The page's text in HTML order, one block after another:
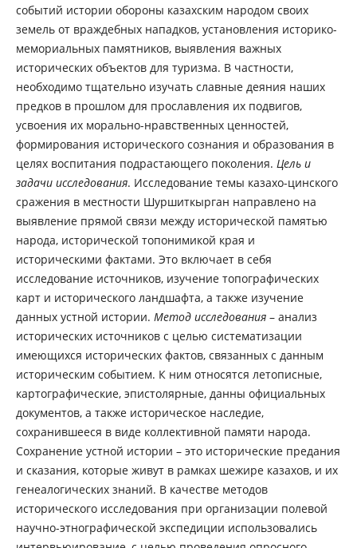
событий истории обороны казахским народом своих
земель от враждебных нападков, установления историко-
мемориальных памятников, выявления важных
исторических объектов для туризма. В частности,
необходимо тщательно изучать славные деяния наших
предков в прошлом для прославления их подвигов,
усвоения их морально-нравственных ценностей,
формирования исторического сознания и образования в
целях воспитания подрастающего поколения. Цель и
задачи исследования. Исследование темы казахо-цинского
сражения в местности Шуршиткырган направлено на
выявление прямой связи между исторической памятью
народа, исторической топонимикой края и
историческими фактами. Это включает в себя
исследование источников, изучение топографических
карт и исторического ландшафта, а также изучение
данных устной истории. Метод исследования– анализ
исторических источников с целью систематизации
имеющихся исторических фактов, связанных с данным
историческим событием. К ним относятся летописные,
картографические, эпистолярные, данны официальных
документов, а также историческое наследие,
сохранившееся в виде коллективной памяти народа.
Сохранение устной истории – это исторические предания
и сказания, которые живут в рамках шежире казахов, и их
генеалогических знаний. В качестве методов
исторического исследования при организации полевой
научно-этнографической экспедиции использовались